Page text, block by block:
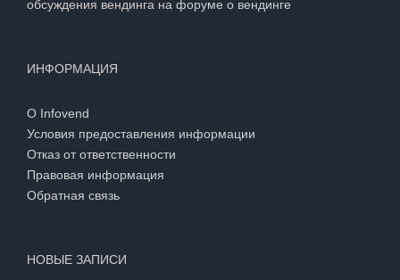
обсуждения вендинга на форуме о вендинге
ИНФОРМАЦИЯ
О Infovend
Условия предоставления информации
Отказ от ответственности
Правовая информация
Обратная связь
НОВЫЕ ЗАПИСИ